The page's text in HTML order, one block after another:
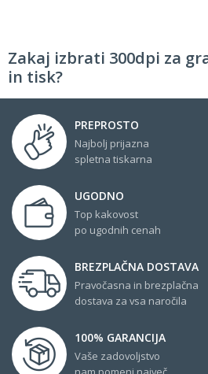
Zakaj izbrati 300dpi za
in tisk?
PREPROSTO
Najbolj prijazna
spletna tiskarna
UGODNO
Top kakovost
po ugodnih cenah
BREZPLAČNA DOSTAVA
Pravočasna in brezplačna
dostava za vsa naročila
100% GARANCIJA
Vaše zadovoljstvo